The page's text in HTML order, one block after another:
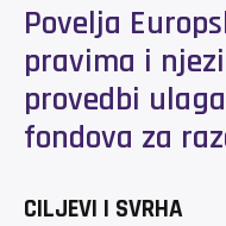
Povelja
pravima i
provedbi
fondova za
CILJEVI I SVRHA